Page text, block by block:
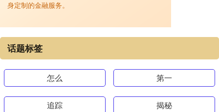
身定制的金融服务。
话题标签
怎么 第一
追踪 揭秘